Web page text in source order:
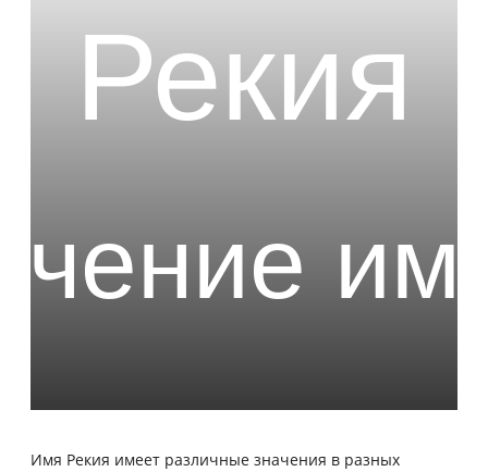
Имя Рекия имеет различные значения в разных